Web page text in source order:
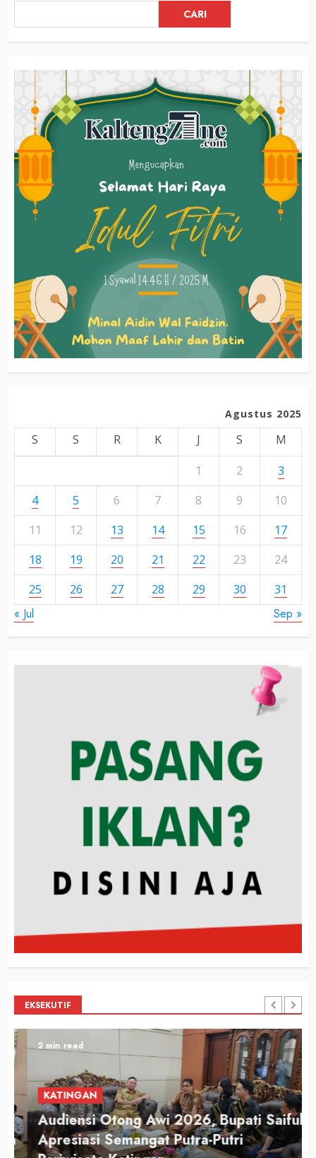
CARI
Agustus 2025
S S R K J S
M
1
2
3
4
5 6 7 8 9
10
11
12 13 14 15 16
17
18
19 20 21 22 23
24
25
26 27 28 29 30 31
« Jul Sep »
EKSEKUTIF
2 min read
KATINGAN
Audiensi Otong Awi 2026, Bupati Saiful
Apresiasi Semangat Putra-Putri